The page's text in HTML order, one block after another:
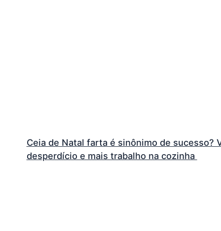
Ceia de Natal farta é sinônimo de sucesso?
desperdício e mais trabalho na cozinha